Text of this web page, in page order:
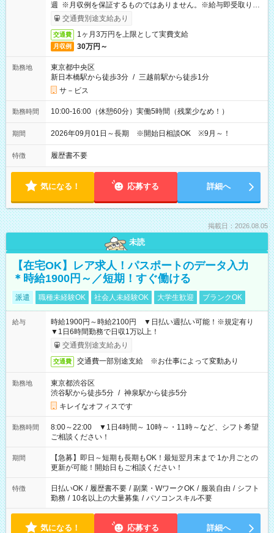
週 ※月収例を保証するものではありません。※給与即受取りサ
ービス利用可（利用条件有）
交通費別途支給あり
交通費 1ヶ月3万円を上限として実費支給
月収例 30万円～
勤務地
東京都中央区
新日本橋駅から徒歩3分 / 三越前駅から徒歩1分
サ－ビス
勤務時間 10:00-16:00（休憩60分）実働5時間（残業少なめ！）
期間 2026年09月01日～長期 ※開始日相談OK ※9月～！
特徴 履歴書不要
気になる！ 応募する 詳細へ
掲載日：2026.08.05
未読
【在宅OK】レア求人！パスポートのデータ入力
＊時給1900円～／短期！すぐ働ける
派遣 職種未経験OK 社会人未経験OK 大学生歓迎 ブランクOK
給与
時給1900円～時給2100円 ▼日払い週払い可能！※規定有り
▼1日6時間勤務で日収1万以上！
交通費別途支給あり
交通費 交通費一部別途支給 ※お仕事によって変動あり
勤務地
東京都渋谷区
渋谷駅から徒歩5分 / 神泉駅から徒歩5分
キレイなオフィスです
勤務時間
8:00～22:00 ▼1日4時間～ 10時～・11時～など、シフト希望
ご相談ください！
期間
【急募】即日～短期も長期もOK！最短翌月末まで 1か月ごとの
更新が可能！開始日もご相談ください！
特徴 日払いOK / 履歴書不要 / 副業・WワークOK / 服装自由 / シフト
勤務 / 10名以上の大量募集 / パソコンスキル不要
気になる！ 応募する 詳細へ